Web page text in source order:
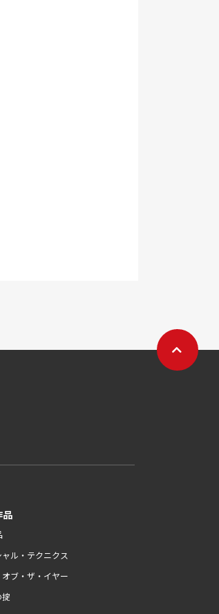
品
ル・テクニクス
ブ・ザ・イヤー
掟